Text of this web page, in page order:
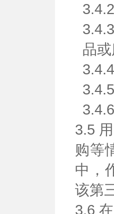
品
3.5
购等
中，
该第
3.6